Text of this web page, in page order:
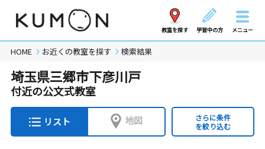
教室を探す 学習中の方 メニュー
HOME お近くの教室を探す 検索結果
埼玉県三郷市下彦川戸
付近の公文式教室
リスト 地図
さらに条件
を絞り込む